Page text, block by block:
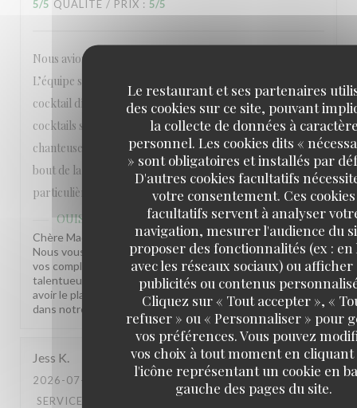
Le restaurant et ses partenaires
des cookies sur ce site, pouvant
la collecte de données à
personnel. Les cookies dits «
» sont obligatoires et installés par
D'autres cookies facultatifs
votre consentement. Ces cookies
facultatifs servent à analyser
navigation, mesurer l'audience du
proposer des fonctionnalités (ex : en
avec les réseaux sociaux) ou afficher
publicités ou contenus
Cliquez sur « Tout accepter », «
refuser » ou « Personnaliser » pour
vos préférences. Vous pouvez
vos choix à tout moment en
l'icône représentant un cookie en
gauche des pages du site.
5/5 QUALITÉ / PRIX : 5/5
Nous avions réservé pour fêter nos 10 ans de mariage.
L’équipe s’est adaptée à nos demandes pour faire un
cocktail dînatoire. On s’est littéralement régalé et les
cocktails sont délicieux. Grosse ambiance grâce à la
chanteuse et au DJ qui nous ont permis de danser jusqu’au
bout de la nuit. Mille mercis à toute l’équipe et tout
particulièrement à Mehdi qui était aux petits soins.
OUISTITI Paris
a répondu à cet avis
Chère Madame, Quel bonheur de lire votre commentaire !
Nous vous remercions du fonds du cœur et transmettons
vos compliments à Medhi et ses équipes ainsi qu'à notre
talentueux duo Maryann et Christophe. Nous espérons
avoir le plaisir de vous recevoir à nouveau prochainement
dans notre établissement. Bien à vous, La Ouist'team
Jess K
2026-07-17
- 20:30 - COUVERTS 2
SERVICE